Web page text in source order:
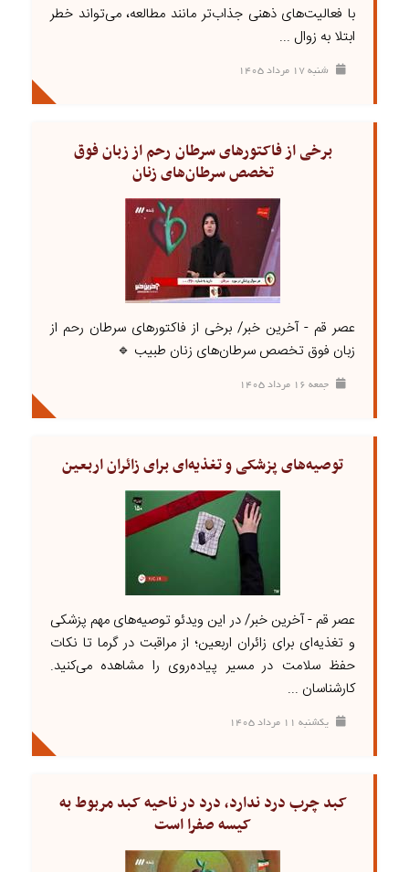
با فعالیت‌های ذهنی جذاب‌تر مانند مطالعه، می‌تواند خطر
ابتلا به زوال ...
شنبه ۱۷ مرداد ۱۴۰۵
برخی از فاکتورهای سرطان رحم از زبان فوق
تخصص سرطان‌های زنان
عصر قم - آخرین خبر/ برخی از فاکتورهای سرطان رحم از
زبان فوق تخصص سرطان‌های زنان طبیب 🔹
جمعه ۱۶ مرداد ۱۴۰۵
توصیه‌های پزشکی و تغذیه‌ای برای زائران اربعین
عصر قم - آخرین خبر/ در این ویدئو توصیه‌های مهم پزشکی
و تغذیه‌ای برای زائران اربعین؛ از مراقبت در گرما تا نکات
حفظ سلامت در مسیر پیاده‌روی را مشاهده می‌کنید.
کارشناسان ...
يکشنبه ۱۱ مرداد ۱۴۰۵
کبد چرب درد ندارد، درد در ناحیه کبد مربوط به
کیسه صفرا است